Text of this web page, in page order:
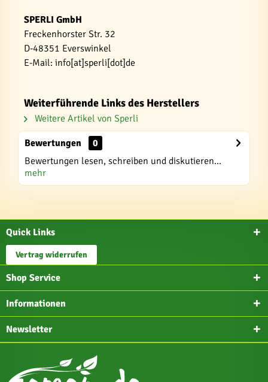
SPERLI GmbH
Freckenhorster Str. 32
D-48351 Everswinkel
E-Mail: info[at]sperli[dot]de
Weiterführende Links des Herstellers
Weitere Artikel von Sperli
Bewertungen
0
Bewertungen lesen, schreiben und diskutieren...
mehr
Quick Links
Vertrag widerrufen
Shop Service
Informationen
Newsletter